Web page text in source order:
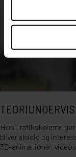
Hos Trafikskolerne
bliver alsidig og
3D-animationer,